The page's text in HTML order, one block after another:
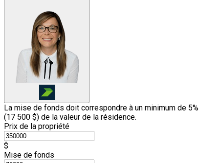
La mise de fonds doit correspondre à un minimum de 5%
(17 500 $) de la valeur de la résidence.
Prix de la propriété
$
Mise de fonds